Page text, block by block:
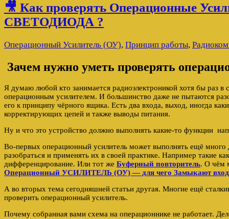
🎥 Как проверять Операционные
СВЕТОДИОДА ?
Операционный Усилитель (ОУ), Принцип работы,
Зачем нужно уметь проверять
Я думаю любой кто занимается радиоэлектроникой хотя бы раз в
операционным усилителем. И большинство даже не пытаются
его к принципу чёрного ящика. Есть два входа, выход, иногда
корректирующих цепей и также выводы питания.
Ну и что это устройство должно выполнять какие-то функции
Во-первых операционный усилитель может выполнять ещё
разобраться и применять их в своей практике. Например такие
дифференцирование. Или тот же Буферный повторитель. О чём
Операционный УСИЛИТЕЛЬ (ОУ) — для чего Замыкают вход
А во вторых тема сегодняшней статьи другая. Многие ещё
проверить операционный усилитель.
Почему собранная вами схема на операционнике не работает.